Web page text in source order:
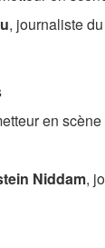
, journaliste
en scène
Niddam,